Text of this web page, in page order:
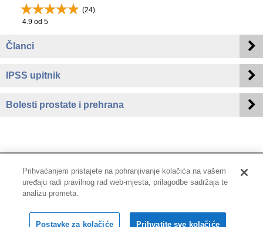
(24)
4.9 od 5
Članci
IPSS upitnik
Bolesti prostate i prehrana
Impressum | Pravne informacije
Copyright © 2001-2026 PLIVAzdravlje
Sva prava pridržana.
Prihvaćanjem pristajete na pohranjivanje kolačića na vašem
uređaju radi pravilnog rad web-mjesta, prilagodbe sadržaja te
analizu prometa.
Postavke za kolačiće Prihvatite sve kolačiće